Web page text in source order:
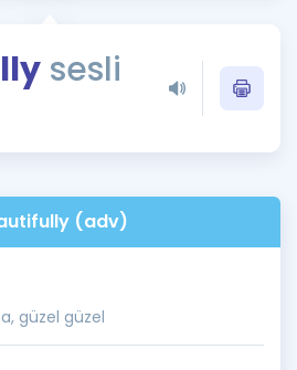
sesli
(adv)
güzel güzel